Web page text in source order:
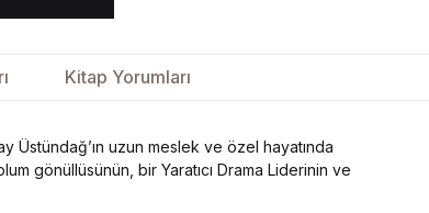
Kitap Yorumları
Üstündağ’ın uzun meslek ve özel hayatında
gönüllüsünün, bir Yaratıcı Drama Liderinin ve